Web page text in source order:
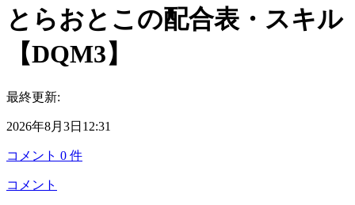
とらおとこの配合表・スキル
【DQM3】
最終更新:
2026年8月3日12:31
コメント 0 件
コメント